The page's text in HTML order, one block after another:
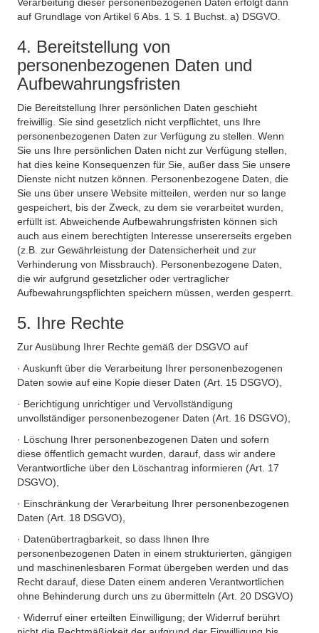
auf Grundlage von Artikel 6 Abs. 1 S. 1 Buchst. a) DSGVO.
4. Bereitstellung von
personenbezogenen Daten und
Aufbewahrungsfristen
Die Bereitstellung Ihrer persönlichen Daten geschieht
freiwillig. Sie sind gesetzlich nicht verpflichtet, uns Ihre
personenbezogenen Daten zur Verfügung zu stellen. Wenn
Sie uns Ihre persönlichen Daten nicht zur Verfügung stellen,
hat dies keine Konsequenzen für Sie, außer dass Sie unsere
Dienste nicht nutzen können. Personenbezogene Daten, die
Sie uns über unsere Website mitteilen, werden nur so lange
gespeichert, bis der Zweck, zu dem sie verarbeitet wurden,
erfüllt ist. Abweichende Aufbewahrungsfristen können sich
auch aus einem berechtigten Interesse unsererseits ergeben
(z.B. zur Gewährleistung der Datensicherheit und zur
Verhinderung von Missbrauch). Personenbezogene Daten,
die wir aufgrund gesetzlicher oder vertraglicher
Aufbewahrungspflichten speichern müssen, werden gesperrt.
5. Ihre Rechte
Zur Ausübung Ihrer Rechte gemäß der DSGVO auf
· Auskunft über die Verarbeitung Ihrer personenbezogenen
Daten sowie auf eine Kopie dieser Daten (Art. 15 DSGVO),
· Berichtigung unrichtiger und Vervollständigung
unvollständiger personenbezogener Daten (Art. 16 DSGVO),
· Löschung Ihrer personenbezogenen Daten und sofern
diese öffentlich gemacht wurden, darauf, dass wir andere
Verantwortliche über den Löschantrag informieren (Art. 17
DSGVO),
· Einschränkung der Verarbeitung Ihrer personenbezogenen
Daten (Art. 18 DSGVO),
· Datenübertragbarkeit, so dass Ihnen Ihre
personenbezogenen Daten in einem strukturierten, gängigen
und maschinenlesbaren Format übergeben werden und das
Recht darauf, diese Daten einem anderen Verantwortlichen
ohne Behinderung durch uns zu übermitteln (Art. 20 DSGVO)
· Widerruf einer erteilten Einwilligung; der Widerruf berührt